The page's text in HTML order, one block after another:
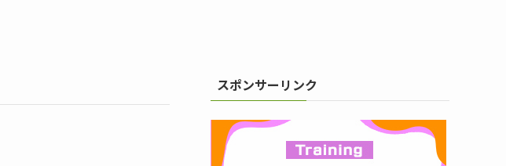
スポンサーリンク